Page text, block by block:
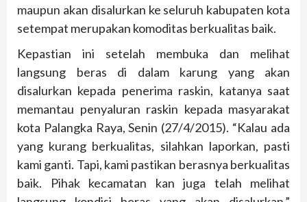
maupun akan disalurkan ke seluruh kabupaten kota
setempat merupakan komoditas berkualitas baik.
Kepastian ini setelah membuka dan melihat
langsung beras di dalam karung yang akan
disalurkan kepada penerima raskin, katanya saat
memantau penyaluran raskin kepada masyarakat
kota Palangka Raya, Senin (27/4/2015). “Kalau ada
yang kurang berkualitas, silahkan laporkan, pasti
kami ganti. Tapi, kami pastikan berasnya berkualitas
baik. Pihak kecamatan kan juga telah melihat